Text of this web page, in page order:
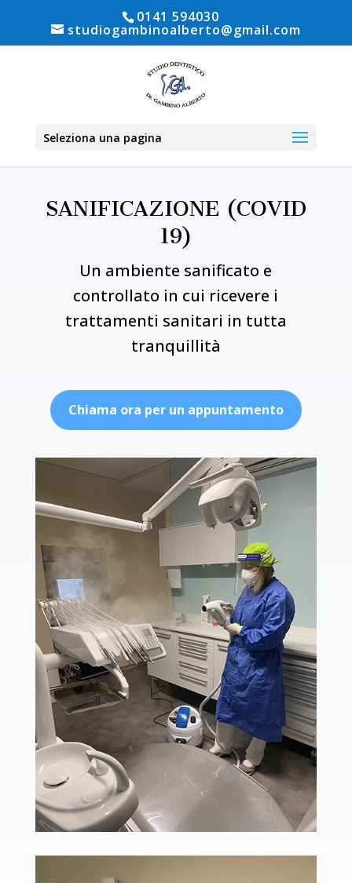
0141 594030
studiogambinoalberto@gmail.com
Seleziona una pagina
SANIFICAZIONE (COVID
19)
Un ambiente sanificato e
controllato in cui ricevere i
trattamenti sanitari in tutta
tranquillità
Chiama ora per un appuntamento